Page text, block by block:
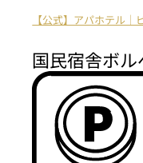
【公式】アパホテル｜
国民宿舎ボル